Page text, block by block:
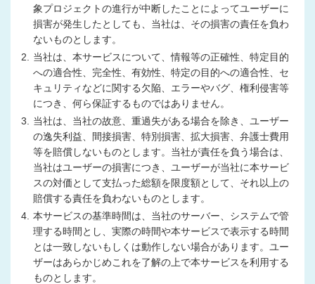
象プロジェクトの進行が中断したことによってユーザーに
損害が発生したとしても、当社は、その損害の責任を負わ
ないものとします。
2.
当社は、本サービスについて、情報等の正確性、特定目的
への適合性、完全性、有効性、特定の目的への適合性、セ
キュリティなどに関する欠陥、エラーやバグ、権利侵害等
につき、何ら保証するものではありません。
3.
当社は、当社の故意、重過失がある場合を除き、ユーザー
の逸失利益、間接損害、特別損害、拡大損害、弁護士費用
等を賠償しないものとします。当社が責任を負う場合は、
当社はユーザーの損害につき、ユーザーが当社に本サービ
スの対価として支払った総額を限度額として、それ以上の
賠償する責任を負わないものとします。
4. 本サービスの基準時間は、当社のサーバー、システムで管
理する時間とし、実際の時間や本サービスで表示する時間
とは一致しないもしくは動作しない場合があります。ユー
ザーはあらかじめこれを了解の上で本サービスを利用する
ものとします。